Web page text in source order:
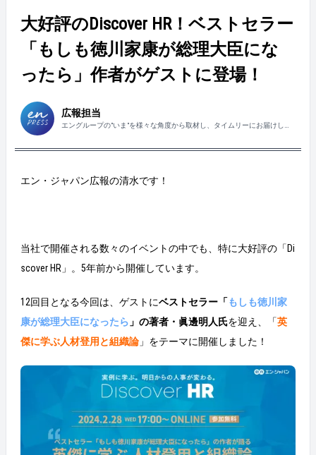
大好評のDiscover HR！ベストセラー
「もしも徳川家康が総理大臣にな
ったら」作者がゲストに登場！
広報担当
エングループの"いま"を様々な角度から取材し、タイムリーにお届けしま
エン・ジャパン広報の清水です！
当社で開催される数々のイベントの中でも、特に大好評の「Di
scover HR」。5年前から開催しています。
12回目となる今回は、ゲストにベストセラー「もしも徳川家
康が総理大臣になったら 」の著者・眞邊明人氏を迎え、「英
傑に学ぶ人材登用と組織論 」をテーマに開催しました！